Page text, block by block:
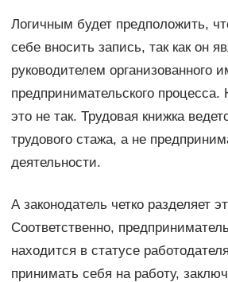
Логичным будет предположить,
себе вносить запись, так как он
руководителем организованного
предпринимательского
это не так. Трудовая книжка
трудового стажа, а не
деятельности.
А законодатель четко разделяет
Соответственно,
находится в статусе
принимать себя на работу,